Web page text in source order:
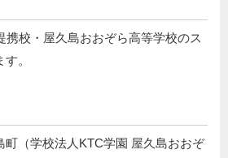
携校・屋久島おおぞら高等学校のス
。
町（学校法人KTC学園 屋久島おおぞ